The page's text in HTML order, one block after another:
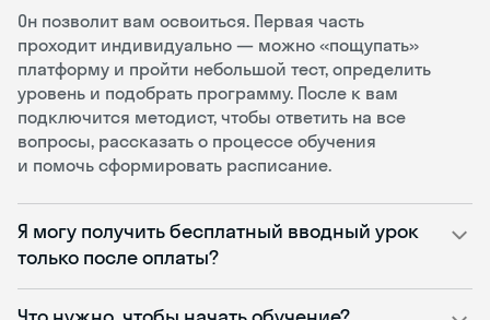
Он позволит вам освоиться. Первая часть
проходит индивидуально — можно «пощупать»
платформу и пройти небольшой тест, определить
уровень и подобрать программу. После к вам
подключится методист, чтобы ответить на все
вопросы, рассказать о процессе обучения
и помочь сформировать расписание.
Я могу получить бесплатный вводный урок
только после оплаты?